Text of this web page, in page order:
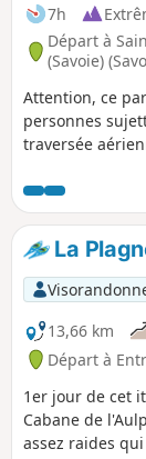
7h
Départ à
(Savoie)
Attention, ce
personnes
traversée
glissade.Cette
sangles très
plus de 3 km
Fouda Blanc
celui du Pinet.
herbeux,
passages
L'accès à cette
Pas de
sommet du
rejoint le Pas de
traverser la
La
13,66 km
Départ à
1er jour de cet
Cabane de
assez raides